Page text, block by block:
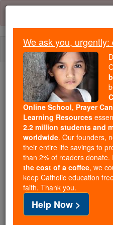
Skip
content
We ask you, urgently:
for
Online, Catholic Online
Catholic Online Learning
tools serving over2.2
families worldwide. Our
just gave their entire life
But fewer than 2% of
We ask you,
Online School, Prayer
Learning Resources
2.2 million students and
worldwide. Our founders,
their entire life savings to
than 2% of readers
the cost of a coffee, we
keep Catholic education
faith. Thank you.
Help Now >